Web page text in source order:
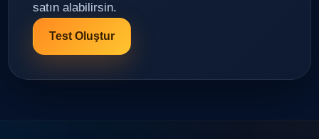
satın alabilirsin.
Test Oluştur